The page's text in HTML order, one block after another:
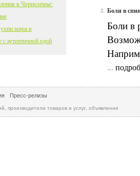
2. Боли в
Боли в
...
в Черноземье:
мира в
аутентичной едой
Пресс-релизы
производители товаров и услуг, объявления